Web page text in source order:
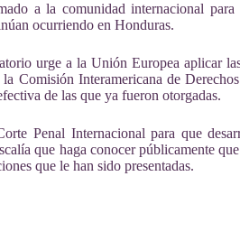
a la comunidad internacional
ocurriendo en Honduras.
urge a la Unión Europea aplicar
Comisión Interamericana de
de las que ya fueron otorgadas.
Penal Internacional para que
que haga conocer públicamente
que le han sido presentadas.